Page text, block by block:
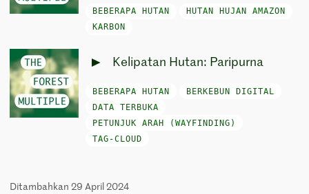
BEBERAPA HUTAN
HUTAN HUJAN AMAZON
KARBON
Kelipatan Hutan: Paripurna
BEBERAPA HUTAN
BERKEBUN DIGITAL
DATA TERBUKA
PETUNJUK ARAH (WAYFINDING)
TAG-CLOUD
Ditambahkan 29 April 2024